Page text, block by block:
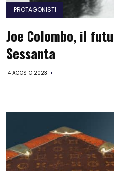
PROTAGONISTI
Joe Colombo, il
Sessanta
14 AGOSTO 2023